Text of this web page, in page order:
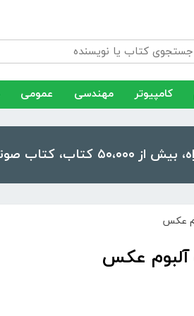
کامپیوتر مهندسی عمومی
موبایل و تبلت خود داشته باشید!
عکس
عکس